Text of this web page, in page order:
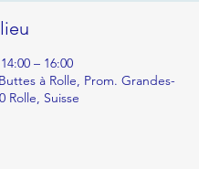
– 16:00
à Rolle, Prom. Grandes-
Rolle, Suisse